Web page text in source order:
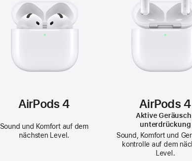
AirPods 4
Sound und Komfort auf dem
nächsten Level.
AirPods 4
Aktive
unterdrückung
Sound, Komfort und
kontrolle auf dem
Level.